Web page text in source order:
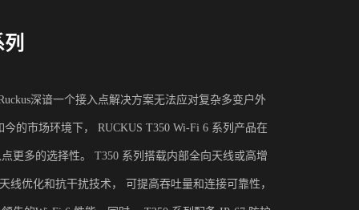
深谙一个接入点解决方案无法应对复杂多变户外
的市场环境下， RUCKUS T350 Wi-Fi 6 系列产品在
更多的选择性。 T350 系列搭载内部全向天线或高增
线优化和抗干扰技术， 可提高吞吐量和连接可靠性，